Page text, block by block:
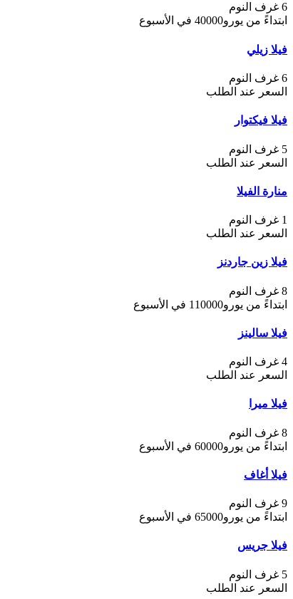
6 غرف النوم
ابتداءً من يورو40000 في الأسبوع
فيلا زيلي
6 غرف النوم
السعر عند الطلب
فيلا فيكتوار
5 غرف النوم
السعر عند الطلب
منارة الفيلا
1 غرف النوم
السعر عند الطلب
فيلا زين جاردنز
8 غرف النوم
ابتداءً من يورو110000 في الأسبوع
فيلا سالينز
4 غرف النوم
السعر عند الطلب
فيلا ميرا
8 غرف النوم
ابتداءً من يورو60000 في الأسبوع
فيلا أغاف
9 غرف النوم
ابتداءً من يورو65000 في الأسبوع
فيلا جريس
5 غرف النوم
السعر عند الطلب